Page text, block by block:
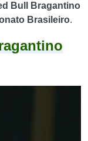
Bull Bragantino
Brasileiro.